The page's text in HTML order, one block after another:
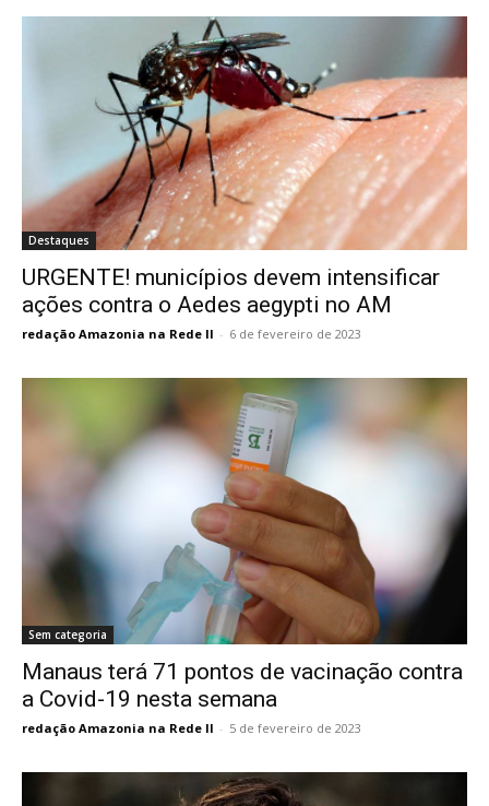
Destaques
URGENTE! municípios devem intensificar
ações contra o Aedes aegypti no AM
redação Amazonia na Rede II - 6 de fevereiro de 2023
Sem categoria
Manaus terá 71 pontos de vacinação contra
a Covid-19 nesta semana
redação Amazonia na Rede II - 5 de fevereiro de 2023